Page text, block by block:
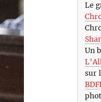
Le
Un
sur